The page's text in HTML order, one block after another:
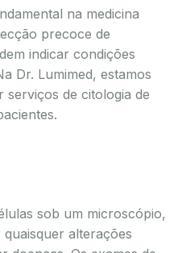
na medicina
precoce de
indicar condições
Dr. Lumimed, estamos
de citologia de
sob um microscópio,
alterações